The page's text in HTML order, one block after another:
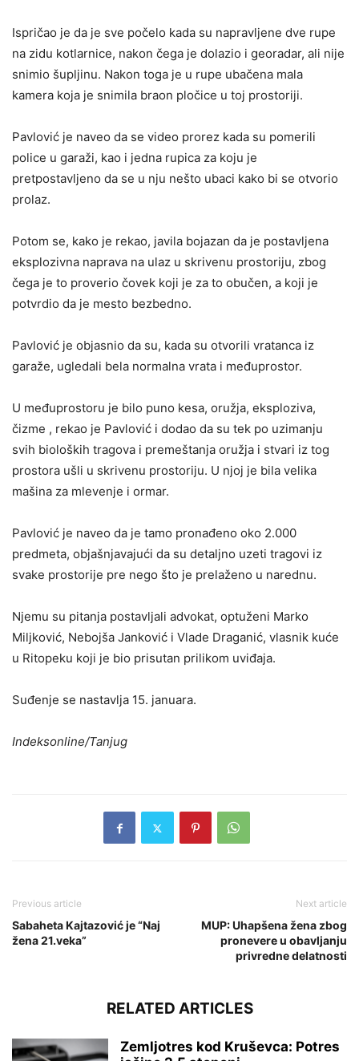
Ispričao je da je sve počelo kada su napravljene dve rupe
na zidu kotlarnice, nakon čega je dolazio i georadar, ali nije
snimio šupljinu. Nakon toga je u rupe ubačena mala
kamera koja je snimila braon pločice u toj prostoriji.
Pavlović je naveo da se video prorez kada su pomerili
police u garaži, kao i jedna rupica za koju je
pretpostavljeno da se u nju nešto ubaci kako bi se otvorio
prolaz.
Potom se, kako je rekao, javila bojazan da je postavljena
eksplozivna naprava na ulaz u skrivenu prostoriju, zbog
čega je to proverio čovek koji je za to obučen, a koji je
potvrdio da je mesto bezbedno.
Pavlović je objasnio da su, kada su otvorili vratanca iz
garaže, ugledali bela normalna vrata i međuprostor.
U međuprostoru je bilo puno kesa, oružja, eksploziva,
čizme , rekao je Pavlović i dodao da su tek po uzimanju
svih bioloških tragova i premeštanja oružja i stvari iz tog
prostora ušli u skrivenu prostoriju. U njoj je bila velika
mašina za mlevenje i ormar.
Pavlović je naveo da je tamo pronađeno oko 2.000
predmeta, objašnjavajući da su detaljno uzeti tragovi iz
svake prostorije pre nego što je prelaženo u narednu.
Njemu su pitanja postavljali advokat, optuženi Marko
Miljković, Nebojša Janković i Vlade Draganić, vlasnik kuće
u Ritopeku koji je bio prisutan prilikom uviđaja.
Suđenje se nastavlja 15. januara.
Indeksonline/Tanjug
Previous article
Sabaheta Kajtazović je “Naj
žena 21.veka”
Next article
MUP: Uhapšena žena zbog
pronevere u obavljanju
privredne delatnosti
RELATED ARTICLES
Zemljotres kod Kruševca: Potres